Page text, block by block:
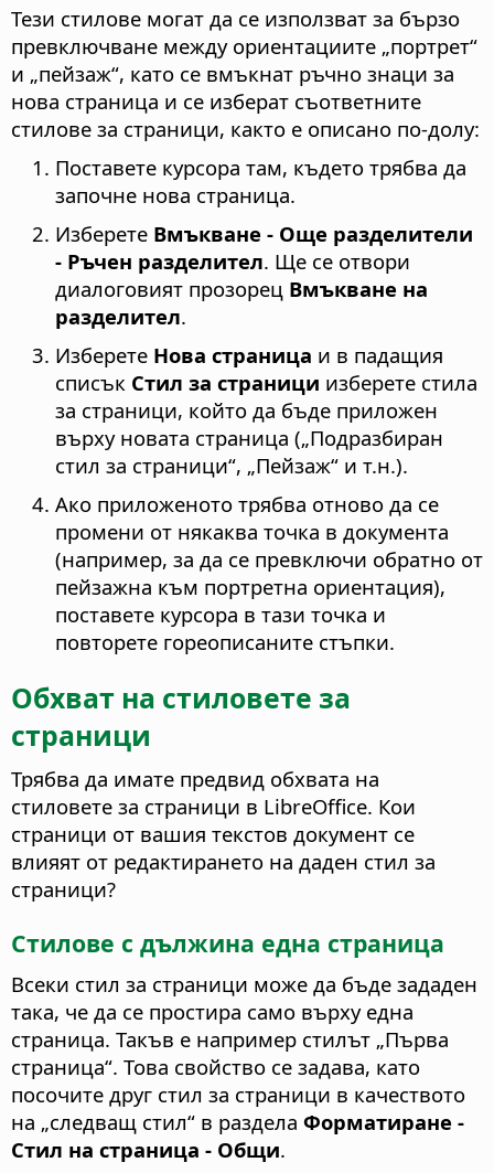
Тези стилове могат да се използват за бързо
превключване между ориентациите „портрет“
и „пейзаж“, като се вмъкнат ръчно знаци за
нова страница и се изберат съответните
стилове за страници, както е описано по-долу:
Поставете курсора там, където трябва да
започне нова страница.
Изберете Вмъкване - Още разделители
- Ръчен разделител. Ще се отвори
диалоговият прозорец Вмъкване на
разделител.
Изберете Нова страница и в падащия
списък Стил за страници изберете стила
за страници, който да бъде приложен
върху новата страница („Подразбиран
стил за страници“, „Пейзаж“ и т.н.).
Ако приложеното трябва отново да се
промени от някаква точка в документа
(например, за да се превключи обратно от
пейзажна към портретна ориентация),
поставете курсора в тази точка и
повторете гореописаните стъпки.
Обхват на стиловете за
страници
Трябва да имате предвид обхвата на
стиловете за страници в LibreOffice. Кои
страници от вашия текстов документ се
влияят от редактирането на даден стил за
страници?
Стилове с дължина една страница
Всеки стил за страници може да бъде зададен
така, че да се простира само върху една
страница. Такъв е например стилът „Първа
страница“. Това свойство се задава, като
посочите друг стил за страници в качеството
на „следващ стил“ в раздела Форматиране -
Стил на страница - Общи.